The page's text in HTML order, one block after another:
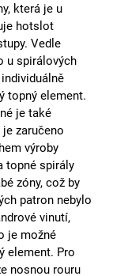
která je u
hotslot
Vedle
u spirálových
topný element.
je také
zaručeno
výroby
topné spirály
zóny, což by
patron nebylo
vinutí,
je možné
element. Pro
nosnou rouru